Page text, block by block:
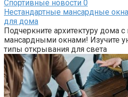
Спортивные новости 0
Нестандартные мансардные
для дома
Подчеркните архитектуру дома
мансардными окнами! Изучите
типы открывания для света